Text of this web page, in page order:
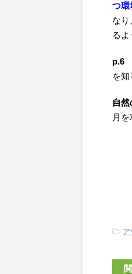
つ環
な
る
p.6
を
自
月
-ア